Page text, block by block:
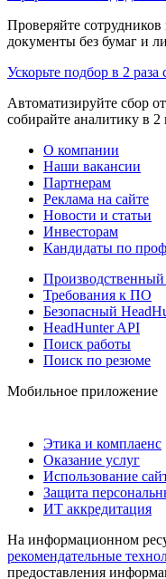
Проверяйте
документы без бумаг и
Ускорьте подбор в 2 раза
Автоматизируйте сбор
собирайте аналитику в 2
О компании
Наши вакансии
Партнерам
Реклама на сайте
Новости и статьи
Инвесторам
Кандидаты по
Производственный
Требования к ПО
Безопасный
HeadHunter API
Поиск работы
Поиск по резюме
Мобильное приложение
Этика и комплаенс
Оказание услуг
Использование
Защита
ИТ аккредитация
На информационном
рекомендательные
предоставления